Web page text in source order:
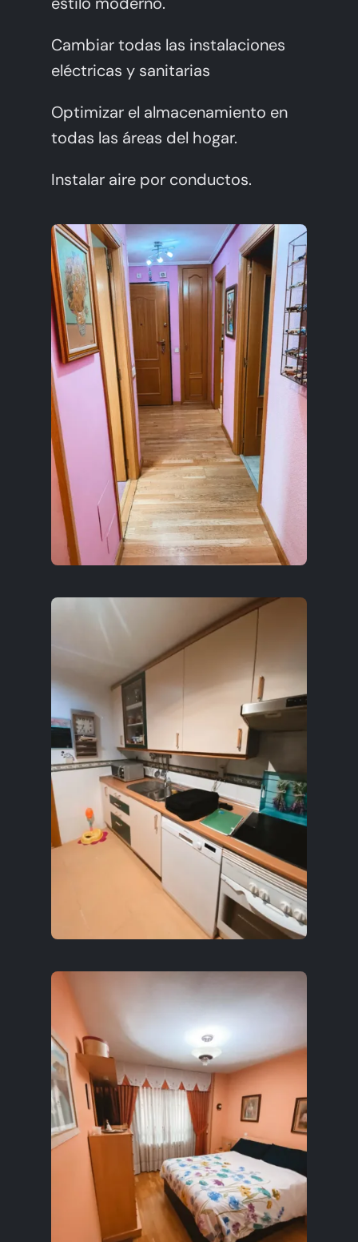
Cambiar todas las instalaciones
eléctricas y sanitarias
Optimizar el almacenamiento en
todas las áreas del hogar.
Instalar aire por conductos.